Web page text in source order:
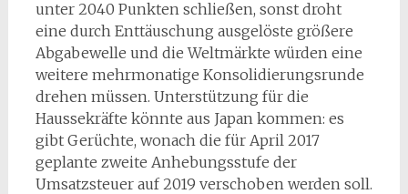
unter 2040 Punkten schließen, sonst droht
eine durch Enttäuschung ausgelöste größere
Abgabewelle und die Weltmärkte würden eine
weitere mehrmonatige Konsolidierungsrunde
drehen müssen. Unterstützung für die
Haussekräfte könnte aus Japan kommen: es
gibt Gerüchte, wonach die für April 2017
geplante zweite Anhebungsstufe der
Umsatzsteuer auf 2019 verschoben werden soll.